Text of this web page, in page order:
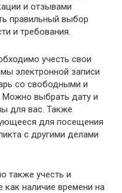
и отзывами
правильный выбор
и требования.
учесть свои
электронной записи
со свободными и
выбрать дату и
для вас. Также
для посещения
с другими делами
также учесть и
наличие времени на